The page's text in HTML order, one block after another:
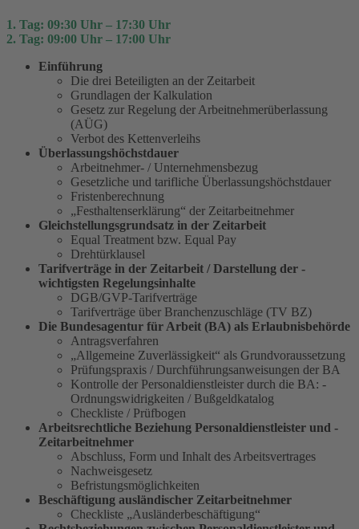
1. Tag: 09:30 Uhr – 17:30 Uhr
2. Tag: 09:00 Uhr – 17:00 Uhr
Einführung
Die drei Beteiligten an der Zeitarbeit
Grundlagen der Kalkulation
Gesetz zur Regelung der ­Arbeitnehmerüberlassung
(AÜG)
Verbot des Kettenverleihs
Überlassungshöchstdauer
Arbeitnehmer- / Unternehmensbezug
Gesetzliche und tarifliche Überlassungshöchstdauer
Fristenberechnung
„Festhaltenserklärung“ der Zeitarbeitnehmer
Gleichstellungsgrundsatz in der Zeitarbeit
Equal Treatment bzw. Equal Pay
Drehtürklausel
Tarifverträge in der Zeitarbeit / Darstellung der ­
wichtigsten Regelungsinhalte
DGB/GVP-Tarifverträge
Tarifverträge über Branchenzuschläge (TV BZ)
Die Bundesagentur für Arbeit (BA) als ­Erlaubnisbehörde
Antragsverfahren
„Allgemeine Zuverlässigkeit“ als ­Grundvoraussetzung
Prüfungspraxis / Durchführungsanweisungen der BA
Kontrolle der Personaldienstleister durch die ­BA: ­
Ordnungs­widrigkeiten / Bußgeldkatalog
Checkliste / Prüfbogen
Arbeitsrechtliche Beziehung Personaldienstleister und ­
Zeitarbeitnehmer
Abschluss, Form und Inhalt des Arbeitsvertrages
Nachweisgesetz
Befristungsmöglichkeiten
Beschäftigung ausländischer Zeitarbeitnehmer
Checkliste „Ausländerbeschäftigung“